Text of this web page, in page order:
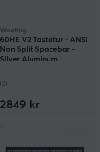
Wooting
60HE V2 Tastatur - ANSI
Non Split Spacebar -
Silver Aluminum
(2)
2849 kr